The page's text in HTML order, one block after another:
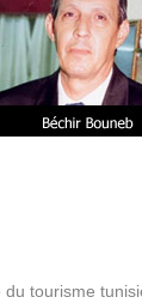
tourisme